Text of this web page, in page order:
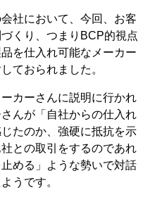
社において、今回、お客
くり、つまりBCP的視点
を仕入れ可能なメーカー
ておられました。
カーさんに説明に行かれ
んが「自社からの仕入れ
たのか、強硬に抵抗を示
との取引をするのであれ
める」ような勢いで対話
うです。